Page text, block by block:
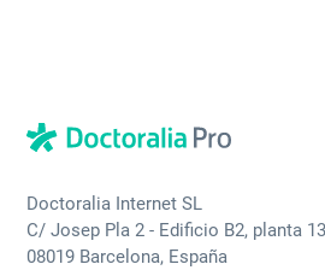
Doctoralia Internet SL
C/ Josep Pla 2 - Edificio B2, planta 13
08019 Barcelona, España